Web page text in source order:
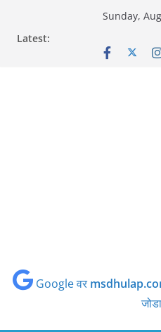
Sunday,
Latest:
Google वर
जोडा